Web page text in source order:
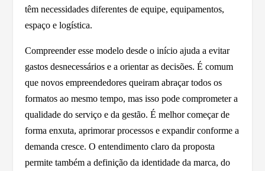
têm necessidades diferentes de equipe, equipamentos,
espaço e logística.
Compreender esse modelo desde o início ajuda a evitar
gastos desnecessários e a orientar as decisões. É comum
que novos empreendedores queiram abraçar todos os
formatos ao mesmo tempo, mas isso pode comprometer a
qualidade do serviço e da gestão. É melhor começar de
forma enxuta, aprimorar processos e expandir conforme a
demanda cresce. O entendimento claro da proposta
permite também a definição da identidade da marca, do